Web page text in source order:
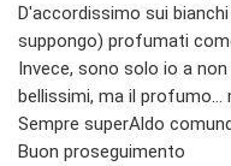
D'accordissimo sui
suppongo) profumati
Invece, sono solo io a
bellissimi, ma il profumo...
Sempre superAldo
Buon proseguimento